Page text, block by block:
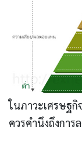
ในภาวะเศรษฐ
ควรคำนึงถึงกา